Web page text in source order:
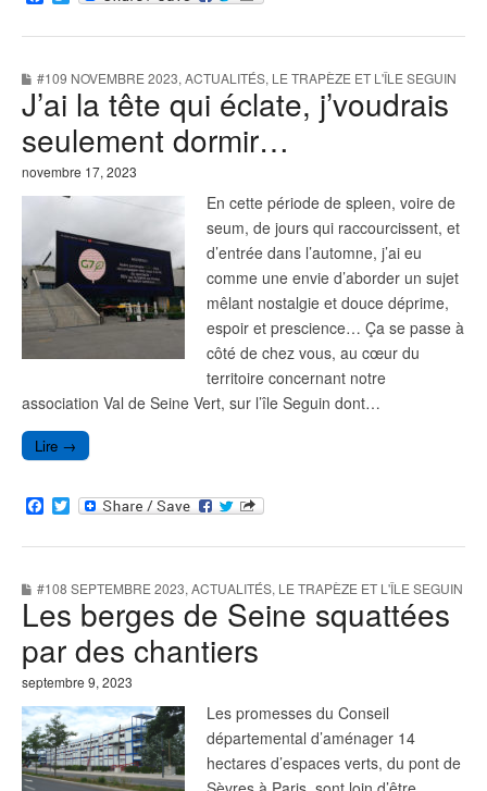
a
c
o
o
k
w
i
e
#109 NOVEMBRE 2023, ACTUALITÉS, LE TRAPÈZE ET L'ÎLE SEGUIN
J’ai la tête qui éclate, j’voudrais
seulement dormir…
novembre 17, 2023
En cette période de spleen, voire de
seum, de jours qui raccourcissent, et
d’entrée dans l’automne, j’ai eu
comme une envie d’aborder un sujet
mêlant nostalgie et douce déprime,
espoir et prescience… Ça se passe à
côté de chez vous, au cœur du
territoire concernant notre
association Val de Seine Vert, sur l’île Seguin dont…
Lire →
F
a
c
o
o
k
T
w
i
e
#108 SEPTEMBRE 2023, ACTUALITÉS, LE TRAPÈZE ET L'ÎLE SEGUIN
Les berges de Seine squattées
par des chantiers
septembre 9, 2023
Les promesses du Conseil
départemental d’aménager 14
hectares d’espaces verts, du pont de